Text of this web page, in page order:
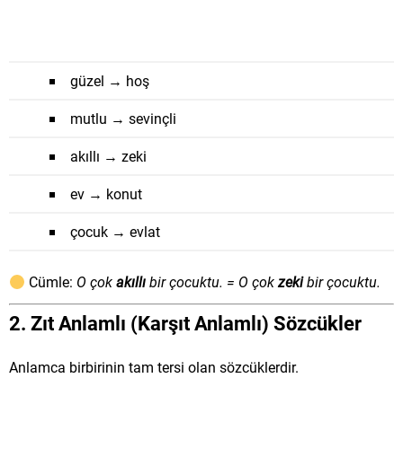
güzel → hoş
mutlu → sevinçli
akıllı → zeki
ev → konut
çocuk → evlat
Cümle: O çokakıllıbir çocuktu. = O çokzekibir çocuktu.
2. Zıt Anlamlı (Karşıt Anlamlı) Sözcükler
Anlamca birbirinin tam tersi olan sözcüklerdir.